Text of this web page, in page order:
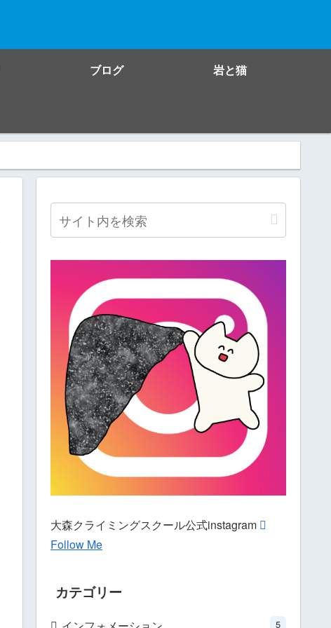
ブログ 岩と猫
大森クライミングスクール公式instagram
Follow Me
カテゴリー
5